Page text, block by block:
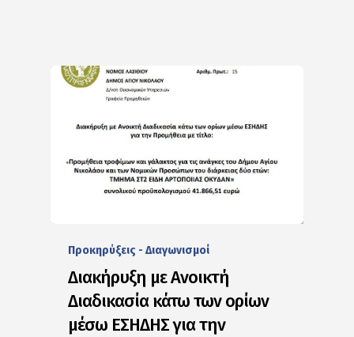
Προκηρύξεις - Διαγωνισμοί
Διακήρυξη με Ανοικτή
Διαδικασία κάτω των ορίων
μέσω ΕΣΗΔΗΣ για την